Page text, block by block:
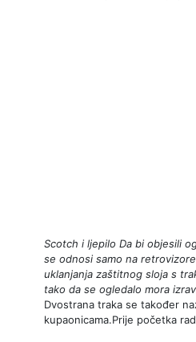
Scotch i ljepilo Da bi objesili
se odnosi samo na
uklanjanja zaštitnog sloja s
tako da se ogledalo mora
Dvostrana traka se također
kupaonicama.Prije početka